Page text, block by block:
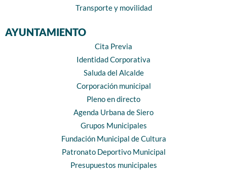
Transporte y movilidad
AYUNTAMIENTO
Cita Previa
Identidad Corporativa
Saluda del Alcalde
Corporación municipal
Pleno en directo
Agenda Urbana de Siero
Grupos Municipales
Fundación Municipal de Cultura
Patronato Deportivo Municipal
Presupuestos municipales